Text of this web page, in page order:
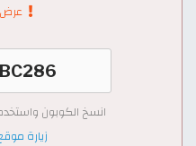
عرض
انسخ الكوبون
زيارة